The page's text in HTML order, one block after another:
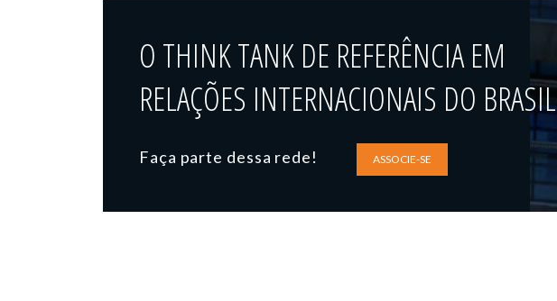
O THINK TANK DE REFERÊNCIA EM
RELAÇÕES INTERNACIONAIS DO BRASIL
Faça parte dessa rede! ASSOCIE-SE